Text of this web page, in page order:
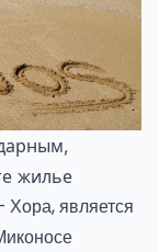
жилье
Хора, является